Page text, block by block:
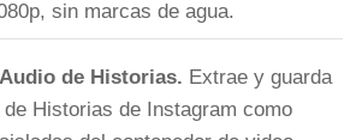
sin marcas de agua.
de Historias. Extrae y guarda
Historias de Instagram como